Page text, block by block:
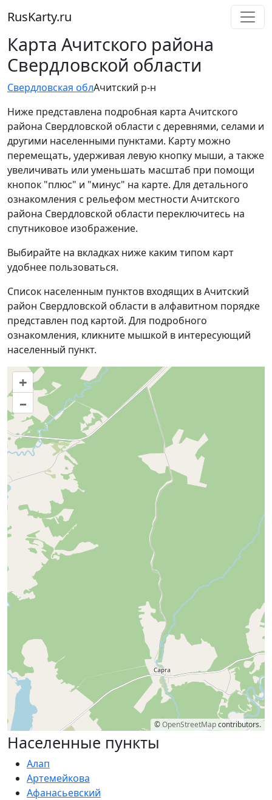
RusKarty.ru
Карта Ачитского района
Свердловской области
Свердловская облАчитский р-н
Ниже представлена подробная карта Ачитского
района Свердловской области с деревнями, селами и
другими населенными пунктами. Карту можно
перемещать, удерживая левую кнопку мыши, а также
увеличивать или уменьшать масштаб при помощи
кнопок "плюс" и "минус" на карте. Для детального
ознакомления с рельефом местности Ачитского
района Свердловской области переключитесь на
спутниковое изображение.
Выбирайте на вкладках ниже каким типом карт
удобнее пользоваться.
Список населенным пунктов входящих в Ачитский
район Свердловской области в алфавитном порядке
представлен под картой. Для подробного
ознакомления, кликните мышкой в интересующий
населенный пункт.
+
–
©OpenStreetMapcontributors.
Населенные пункты
Алап
Артемейкова
Афанасьевский